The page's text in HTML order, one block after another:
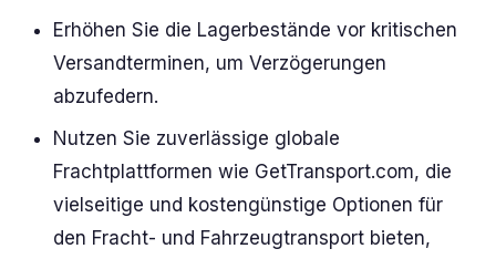
Erhöhen Sie die Lagerbestände vor kritischen
Versandterminen, um Verzögerungen
abzufedern.
Nutzen Sie zuverlässige globale
Frachtplattformen wie GetTransport.com, die
vielseitige und kostengünstige Optionen für
den Fracht- und Fahrzeugtransport bieten,